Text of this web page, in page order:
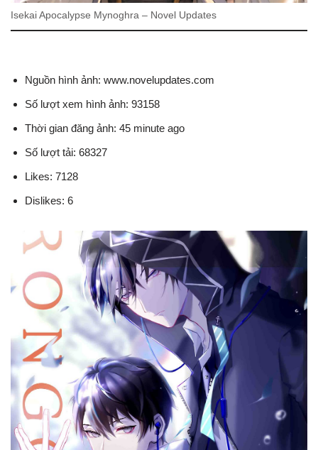
Isekai Apocalypse Mynoghra – Novel Updates
Nguồn hình ảnh: www.novelupdates.com
Số lượt xem hình ảnh: 93158
Thời gian đăng ảnh: 45 minute ago
Số lượt tải: 68327
Likes: 7128
Dislikes: 6